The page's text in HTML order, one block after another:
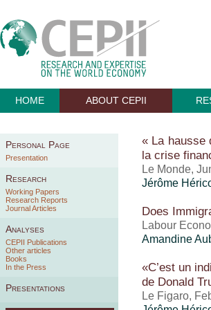
HOME ABOUT CEPII
Personal Page
Presentation
Research
Working Papers
Research Reports
Journal Articles
Analyses
CEPII Publications
Other articles
Books
In the Press
Presentations
« La hausse
la crise
Le Monde,
Jérôme
Does
Labour
Amandine
«C’est un
de Donald
Le Figaro,